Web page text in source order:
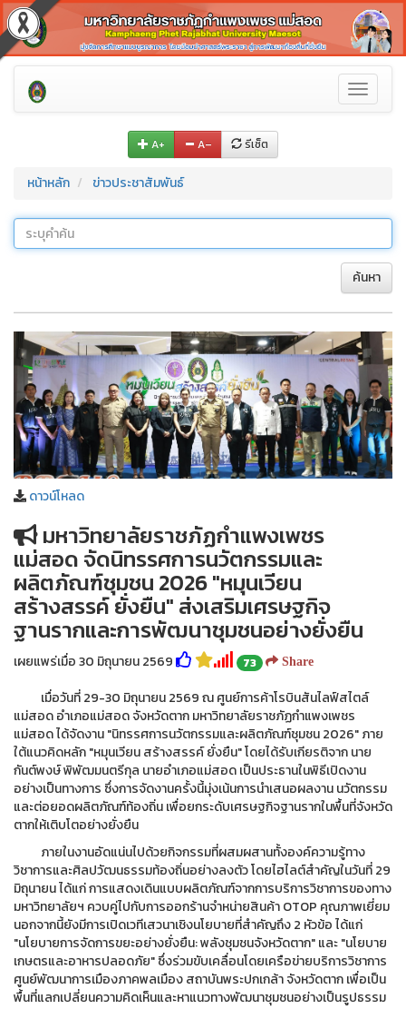
Toggle
A+ A– รีเซ็ต
หน้าหลัก ข่าวประชาสัมพันธ์
ค้นหา
ดาวน์โหลด
มหาวิทยาลัยราชภัฏกำแพงเพชร
แม่สอด จัดนิทรรศการนวัตกรรมและ
ผลิตภัณฑ์ชุมชน 2026 "หมุนเวียน
สร้างสรรค์ ยั่งยืน" ส่งเสริมเศรษฐกิจ
ฐานรากและการพัฒนาชุมชนอย่างยั่งยืน
เผยแพร่เมื่อ 30 มิถุนายน 2569 73 Share
เมื่อวันที่ 29-30 มิถุนายน 2569 ณ ศูนย์การค้าโรบินสันไลฟ์สไตล์
แม่สอด อำเภอแม่สอด จังหวัดตาก มหาวิทยาลัยราชภัฏกำแพงเพชร
แม่สอด ได้จัดงาน "นิทรรศการนวัตกรรมและผลิตภัณฑ์ชุมชน 2026" ภาย
ใต้แนวคิดหลัก "หมุนเวียน สร้างสรรค์ ยั่งยืน" โดยได้รับเกียรติจาก นาย
กันต์พงษ์ พิพัฒมนตรีกุล นายอำเภอแม่สอด เป็นประธานในพิธีเปิดงาน
อย่างเป็นทางการ ซึ่งการจัดงานครั้งนี้มุ่งเน้นการนำเสนอผลงาน นวัตกรรม
และต่อยอดผลิตภัณฑ์ท้องถิ่น เพื่อยกระดับเศรษฐกิจฐานรากในพื้นที่จังหวัด
ตากให้เติบโตอย่างยั่งยืน
ภายในงานอัดแน่นไปด้วยกิจกรรมที่ผสมผสานทั้งองค์ความรู้ทาง
วิชาการและศิลปวัฒนธรรมท้องถิ่นอย่างลงตัว โดยไฮไลต์สำคัญในวันที่ 29
มิถุนายน ได้แก่ การแสดงเดินแบบผลิตภัณฑ์จากการบริการวิชาการของทาง
มหาวิทยาลัยฯ ควบคู่ไปกับการออกร้านจำหน่ายสินค้า OTOP คุณภาพเยี่ยม
นอกจากนี้ยังมีการเปิดเวทีเสวนาเชิงนโยบายที่สำคัญถึง 2 หัวข้อ ได้แก่
"นโยบายการจัดการขยะอย่างยั่งยืน: พลังชุมชนจังหวัดตาก" และ "นโยบาย
เกษตรและอาหารปลอดภัย" ซึ่งร่วมขับเคลื่อนโดยเครือข่ายบริการวิชาการ
ศูนย์พัฒนาการเมืองภาคพลเมือง สถาบันพระปกเกล้า จังหวัดตาก เพื่อเป็น
พื้นที่แลกเปลี่ยนความคิดเห็นและหาแนวทางพัฒนาชุมชนอย่างเป็นรูปธรรม